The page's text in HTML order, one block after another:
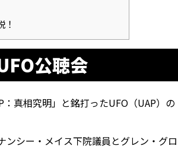
公聴会
真相究明」と銘打ったUFO（UAP）の
シー・メイス下院議員とグレン・グロ